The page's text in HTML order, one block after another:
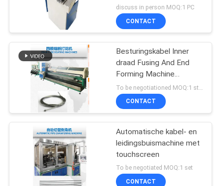
Autoinspectiemachine
discuss in person MOQ:1 PC
CONTACT
Besturingskabel Inner
draad Fusing And End
Forming Machine
Hoogwaardige
CONTACT
Automatische kabel- en
leidingsbuismachine met
touchscreen
To be negotiated MOQ:1 set
CONTACT